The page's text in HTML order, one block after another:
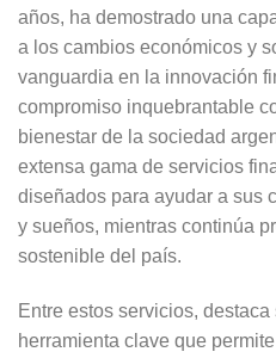
años, ha demostrado una
a los cambios económicos y
vanguardia en la innovación
compromiso inquebrantable
bienestar de la sociedad
extensa gama de servicios
diseñados para ayudar a sus
y sueños, mientras continúa
sostenible del país.
Entre estos servicios,
herramienta clave que